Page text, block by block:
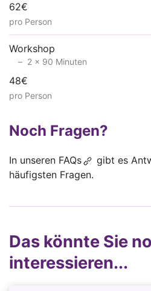
62€
pro Person
Workshop
2 x 90 Minuten
48€
pro Person
Noch Fragen?
In unseren FAQs
gibt es
häufigsten Fragen.
Das könnte Sie
interessieren...